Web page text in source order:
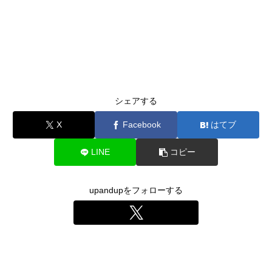
シェアする
X Facebook はてブ
LINE コピー
upandupをフォローする